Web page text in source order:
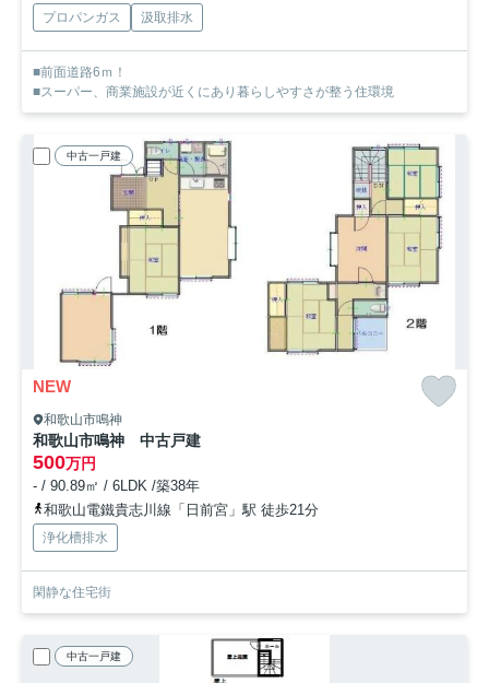
プロパンガス 汲取排水
■前面道路6ｍ！
■スーパー、商業施設が近くにあり暮らしやすさが整う住環境
中古一戸建
NEW
和歌山市鳴神
和歌山市鳴神 中古戸建
500万円
- / 90.89㎡ / 6LDK /築38年
和歌山電鐵貴志川線「日前宮」駅 徒歩21分
浄化槽排水
閑静な住宅街
中古一戸建